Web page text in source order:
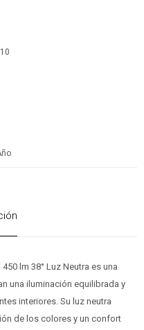
lm 38° Luz Neutra es una
una iluminación equilibrada y
interiores. Su luz neutra
de los colores y un confort